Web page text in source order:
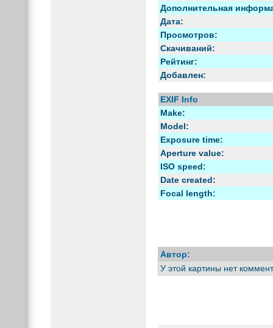
Дополнительная
Дата:
Просмотров:
Скачиваний:
Рейтинг:
Добавлен:
EXIF Info
Make:
Model:
Exposure time:
Aperture value:
ISO speed:
Date created:
Focal length:
Автор:
У этой картины нет